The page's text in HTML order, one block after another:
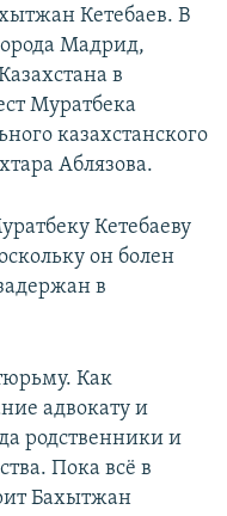
Кетебаев. В
Мадрид,
в
Муратбека
казахстанского
Аблязова.
Кетебаеву
он болен
в
Как
адвокату и
родственники и
Пока всё в
Бахытжан